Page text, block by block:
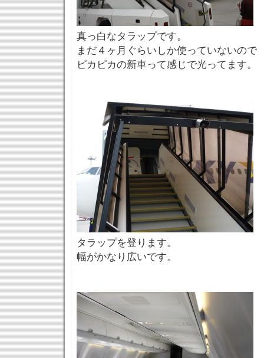
真っ白なタラップです。
まだ４ヶ月ぐらいしか使っていないので
ピカピカの新車って感じで光ってます。
タラップを登ります。
幅がかなり広いです。